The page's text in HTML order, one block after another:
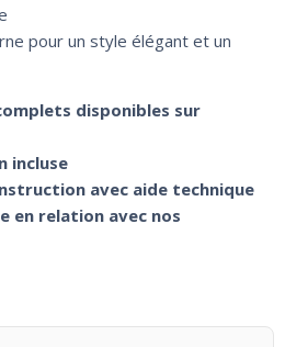
pour un style élégant et un
disponibles sur
incluse
avec aide technique
en relation avec nos